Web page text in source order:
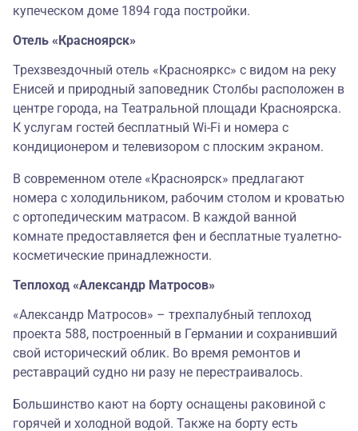
купеческом доме 1894 года постройки.
Отель «Красноярск»
Трехзвездочный отель «Краснояркс» с видом на реку
Енисей и природный заповедник Столбы расположен в
центре города, на Театральной площади Красноярска.
К услугам гостей бесплатный Wi-Fi и номера с
кондиционером и телевизором с плоским экраном.
В современном отеле «Красноярск» предлагают
номера с холодильником, рабочим столом и кроватью
с ортопедическим матрасом. В каждой ванной
комнате предоставляется фен и бесплатные туалетно-
косметические принадлежности.
Теплоход «Александр Матросов»
«Александр Матросов» – трехпалубный теплоход
проекта 588, построенный в Германии и сохранивший
свой исторический облик. Во время ремонтов и
реставраций судно ни разу не перестраивалось.
Большинство кают на борту оснащены раковиной с
горячей и холодной водой. Также на борту есть